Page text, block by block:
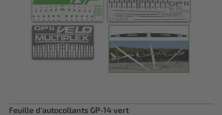
Feuille d'autocollants GP-14 vert